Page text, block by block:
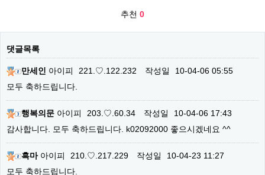
추천 0
댓글목록
만세인 아이피 221.♡.122.232 작성일
10-04-06 05:55
모두 축하드립니다.
행복의문 아이피 203.♡.60.34 작성일
10-04-06 17:43
감사합니다. 모두 축하드립니다. k02092000 좋으시겠네요 ^^
흑마아이피 210.♡.217.229 작성일
10-04-23 11:27
모두 축하드립니다.